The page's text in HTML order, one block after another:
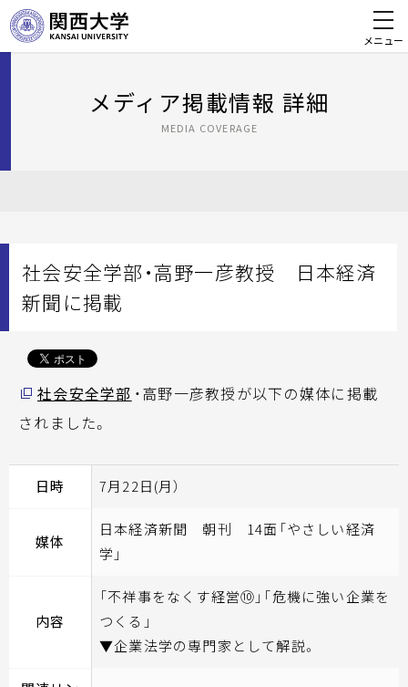
メニュー
メディア掲載情報 詳細
MEDIA COVERAGE
社会安全学部・高野一彦教授 日本経済
新聞に掲載
社会安全学部 ・高野一彦教授が以下の媒体に掲載
されました。
日時 7月22日(月）
媒体
日本経済新聞 朝刊 14面「やさしい経済
学」
内容
「不祥事をなくす経営⑩」「危機に強い企業を
つくる」
▼企業法学の専門家として解説。